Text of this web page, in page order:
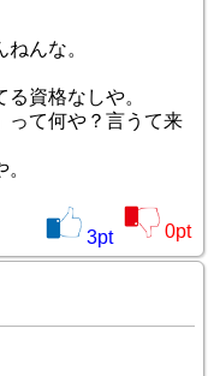
んな。
資格なしや。
って何や？言うて来
3pt 0pt